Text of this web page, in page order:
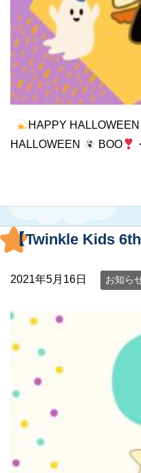
HAPPY HALLOWEEN
HALLOWEEN
BOO
【Twinkle Kids
2021年5月16日 お知ら